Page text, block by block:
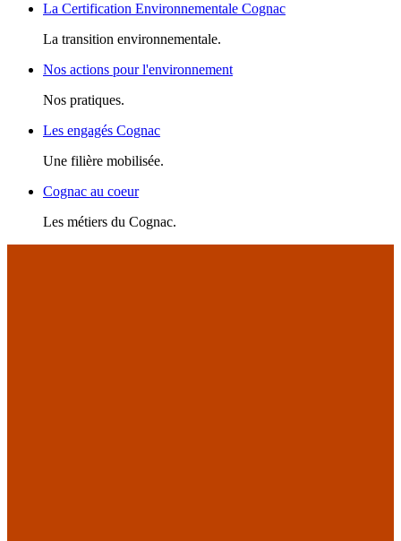
La Certification Environnementale Cognac
La transition environnementale.
Nos actions pour l'environnement
Nos pratiques.
Les engagés Cognac
Une filière mobilisée.
Cognac au coeur
Les métiers du Cognac.